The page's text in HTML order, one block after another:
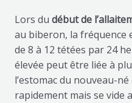
Lors du début de
au biberon, la fréquence
de 8 à 12 tétées par 24
élevée peut être liée à
l’estomac du nouveau-
rapidement mais se vide